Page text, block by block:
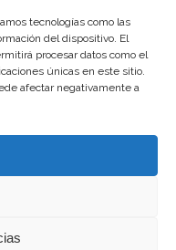
tecnologías como las
del dispositivo. El
procesar datos como el
únicas en este sitio.
afectar negativamente a
Film.